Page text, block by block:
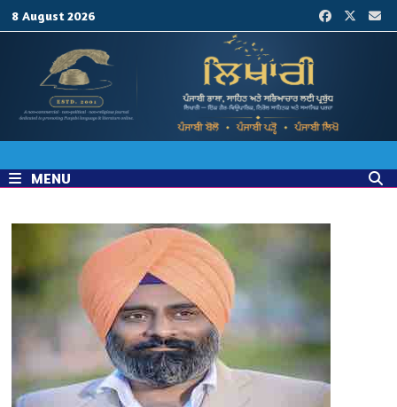
8 August 2026
MENU